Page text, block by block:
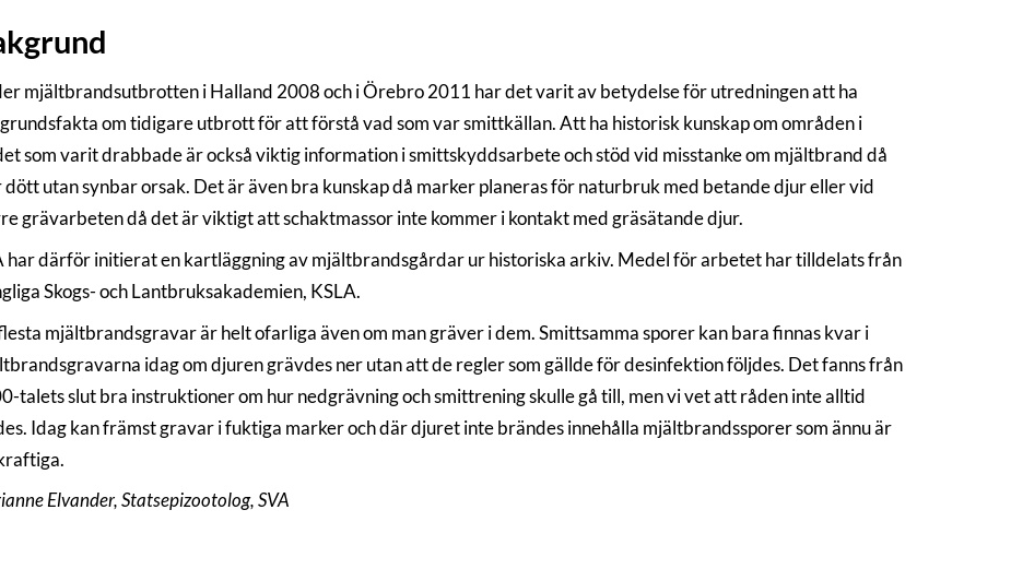
mjältbrandsutbrotten i Halland 2008 och i Örebro 2011 har det varit av betydelse för utredningen att ha
om tidigare utbrott för att förstå vad som var smittkällan. Att ha historisk kunskap om områden i
som varit drabbade är också viktig information i smittskyddsarbete och stöd vid misstanke om mjältbrand då
dött utan synbar orsak. Det är även bra kunskap då marker planeras för naturbruk med betande djur eller vid
grävarbeten då det är viktigt att schaktmassor inte kommer i kontakt med gräsätande djur.
har därför initierat en kartläggning av mjältbrandsgårdar ur historiska arkiv. Medel för arbetet har tilldelats från
Skogs- och Lantbruksakademien, KSLA.
mjältbrandsgravar är helt ofarliga även om man gräver i dem. Smittsamma sporer kan bara finnas kvar i
idag om djuren grävdes ner utan att de regler som gällde för desinfektion följdes. Det fanns från
talets slut bra instruktioner om hur nedgrävning och smittrening skulle gå till, men vi vet att råden inte alltid
Idag kan främst gravar i fuktiga marker och där djuret inte brändes innehålla mjältbrandssporer som ännu är
Elvander, Statsepizootolog, SVA